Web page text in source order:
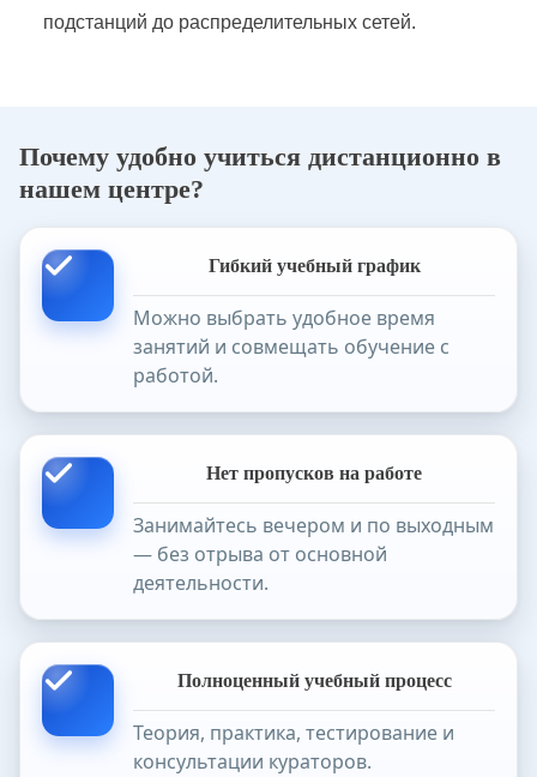
подстанций до распределительных сетей.
Почему удобно учиться дистанционно в
нашем центре?
Гибкий учебный график
Можно выбрать удобное время
занятий и совмещать обучение с
работой.
Нет пропусков на работе
Занимайтесь вечером и по выходным
— без отрыва от основной
деятельности.
Полноценный учебный процесс
Теория, практика, тестирование и
консультации кураторов.